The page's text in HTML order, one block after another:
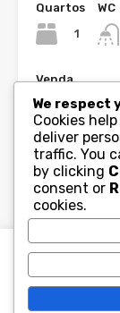
Quartos
1
WC
Venda
Desde
Agentes
Usamos
de navegação
suas
“Aceitar e
We respect
Cookies
deliver
traffic. You
by clicking
consent or
cookies.